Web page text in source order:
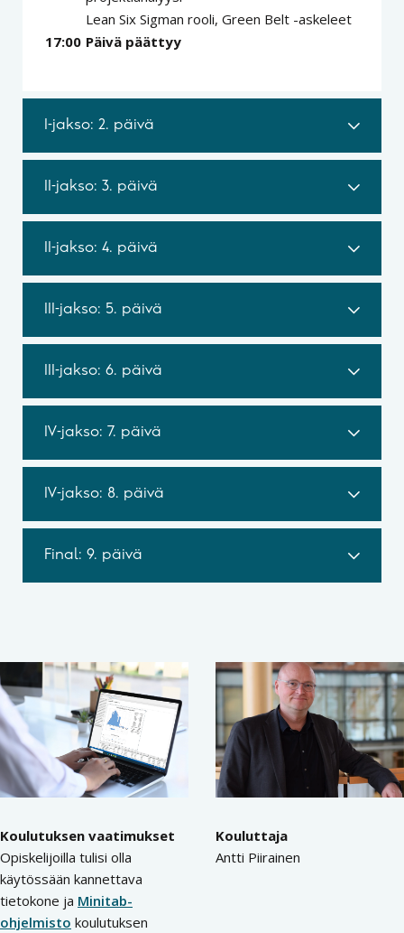
Lean Six Sigman rooli, Green Belt -askeleet
17:00 Päivä päättyy
I-jakso: 2. päivä
II-jakso: 3. päivä
II-jakso: 4. päivä
III-jakso: 5. päivä
III-jakso: 6. päivä
IV-jakso: 7. päivä
IV-jakso: 8. päivä
Final: 9. päivä
Koulutuksen vaatimukset
Opiskelijoilla tulisi olla
käytössään kannettava
tietokone ja Minitab-
ohjelmisto koulutuksen
Kouluttaja
Antti Piirainen